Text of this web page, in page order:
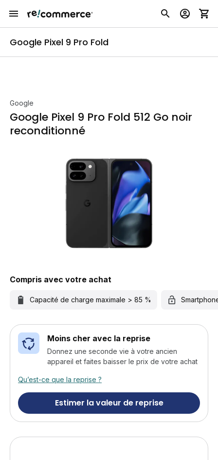
Google Pixel 9 Pro Fold
Google
Google Pixel 9 Pro Fold 512 Go noir
reconditionné
Compris avec votre achat
Capacité de charge maximale > 85 %
Moins cher avec la reprise
Donnez une seconde vie à votre ancien
appareil et faites baisser le prix de votre achat
Qu’est-ce que la reprise ?
Estimer la valeur de reprise